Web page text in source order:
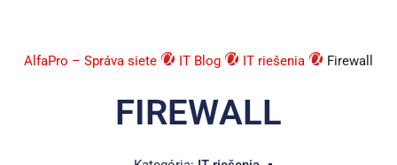
AlfaPro – Správa siete IT Blog IT riešenia Firewall
FIREWALL